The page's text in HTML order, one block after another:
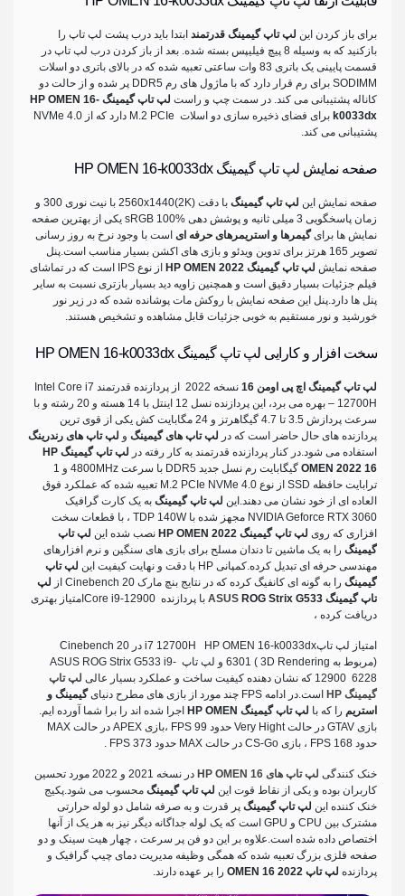
برای باز کردن این لپ تاپ گیمینگ قدرتمند ابتدا باید درب پشت لپ تاپ را
بازکنید که به وسیله 8 پیچ فیلیپس بسته شده. بعد از باز کردن درب لپ تاپ در
قسمت پایینی یک باتری 83 وات ساعتی تعبیه شده که در بالای باتری دو اسلات
SODIMM برای رم قرار دارد که با ماژول های رم DDR5 پر شده و از حالت دو
کاناله پشتیبانی می کند. در سمت چپ و راست
لپ تاپ گیمینگ HP OMEN 16-
k0033dx
برای فضای ذخیره سازی دو اسلات M.2 PCIe دارد که از NVMe 4.0
پشتیبانی می کند.
صفحه نمایش لپ تاپ گیمینگ HP OMEN 16-k0033dx
صفحه نمایش این لپ تاپ گیمینگ
با دقت (2560x1440(2K با نیت نوری 300 و
زمان پاسخگویی 3 میلی ثانیه و پوشش دهی sRGB 100% یکی از بهترین صفحه
نمایش ها برایگیمرها و استریمرهای حرفه ای است با وجود نرخ به روز رسانی
تصویر 165 هرتز برای تدوین ویدئو و بازی های اکشن بسیار مناسب است.پنل
صفحه نمایش لپ تاپ گیمینگ HP OMEN 2022
از نوع IPS است که در تماشای
فیلم جزئیات بسیار دقیق است و همچنین زاویه دید بسیار بازتری نسبت به سایر
پنل ها دارد.پنل این صفحه نمایش با روکش مات پوشانده شده که در زیر نور
خورشید و نور مستقیم به خوبی جزئیات قابل مشاهده و تشخیص هستند.
سخت افزار و کارایی لپ تاپ گیمینگ HP OMEN 16-k0033dx
لپ تاپ گیمینگ اچ پی اومن 16
نسخه 2022 از پردازنده قدرتمند Intel Core i7
– 12700H بهره می برد، این پردازنده نسل 12 اینتل با 14 هسته و 20 رشته و با
سرعت پردازش 3.5 تا 4.7 گیگاهرتز و 24 مگابایت کش یکی از قوی ترین
پردازنده های حال حاضر است که در لپ تاپ های گیمینگ و لپ تاپ های رندرینگ
استفاده می شود.در کنار پردازنده قدرتمند به کار رفته در
لپ تاپ گیمینگ HP
OMEN 2022 16
گیگابایت رم نسل جدید DDR5 با سرعت 4800MHz و 1
ترابایت حافظه SSD از نوع M.2 PCIe NVMe 4.0 تعبیه شده که عملکرد فوق
العاده ای از خود نشان می دهند.این لپ تاپ گیمینگ به یک کارت گرافیک
NVIDIA Geforce RTX 3060 مجهز شده با TDP 140W ، با قطعات سخت
افزاری که روی لپ تاپ گیمینگ HP OMEN 2022 نصب شده این لپ تاپ
گیمینگ را به یک ماشین تا دندان مسلح برای بازی های سنگین و نرم افزارهای
مهندسی حرفه ای تبدیل کرده.کمپانی HP با دقت و نهایت کیفیت این
لپ تاپ
گیمینگ را به گونه ای کانفیگ کرده که در نتایج بنچ مارک Cinebench 20 از
لپ
تاپ گیمینگ
ASUS ROG Strix G533
با پردازنده Core i9-12900امتیاز بهتری
دریافت کرده ،
امتیاز لپ تاپi7 12700H HP OMEN 16-k0033dx در Cinebench 20
(مربوط به 3D Rendering ) 6301 و لپ تاپ ASUS ROG Strix G533 i9-
12900 6228 که نشان دهنده کیفیت ساخت و عملکرد بسیار عالی
لپ تاپ
گیمینگ HP
است.در ادامه FPS چند مورد از بازی های مطرح دنیای
گیمینگ و
استریم را که با لپ تاپ گیمینگ HP OMEN
اجرا شده اند را برا شما آورده ایم.
بازی GTAV در حالت Very Hight حدود 99 FPS ،بازی APEX در حالت MAX
حدود 168 FPS ، بازی CS-Go در حالت MAX حدود 373 FPS .
خنک کنندگی لپ تاپ های HP OMEN 16
در نسخه 2021 و 2022 مورد تحسین
کاربران بوده و یکی از نقاط قوت این لپ تاپ گیمینگ محسوب می شود.پکیج
خنک کننده این لپ تاپ گیمینگ پر قدرت و به صرفه شامل دو لوله حرارتی
مشترک بین CPU و GPU است که یک لوله جداگانه دیگر نیز به هر یک از آنها
اختصاص داده شده است.علاوه بر این دو فن پر سرعت ، چهار هیت سینک و دو
صفحه فلزی بزرگ تعبیه شده که همگی وظیفه مدیریت دمای چیپ گرافیک و
پردازنده لپ تاپ OMEN 16 2022 را بر عهده دارند.